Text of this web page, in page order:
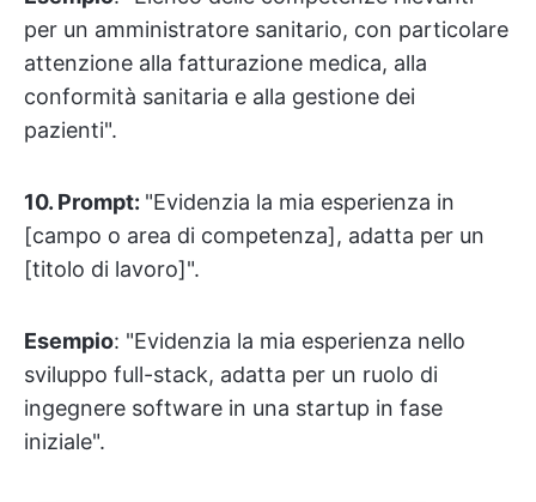
per un amministratore sanitario, con particolare
attenzione alla fatturazione medica, alla
conformità sanitaria e alla gestione dei
pazienti".
10. Prompt: "Evidenzia la mia esperienza in
[campo o area di competenza], adatta per un
[titolo di lavoro]".
Esempio: "Evidenzia la mia esperienza nello
sviluppo full-stack, adatta per un ruolo di
ingegnere software in una startup in fase
iniziale".